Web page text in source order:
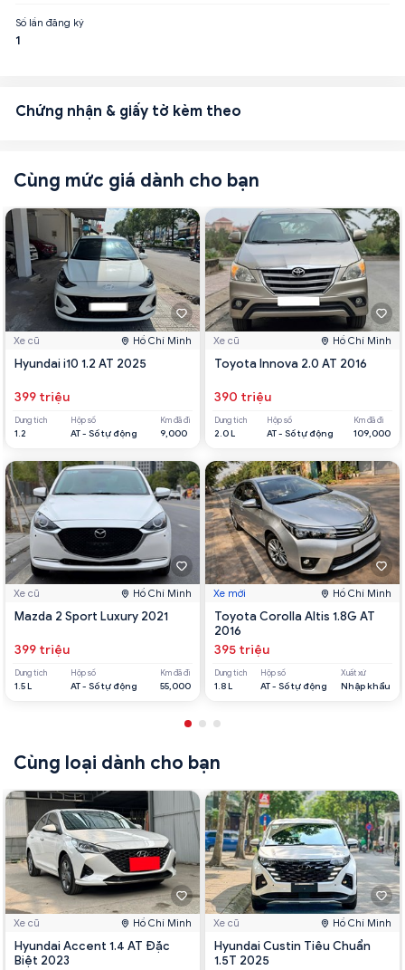
Số lần đăng ký
1
Chứng nhận & giấy tờ kèm theo
Cùng mức giá dành cho bạn
Xe cũ Hồ Chí Minh
Hyundai i10 1.2 AT 2025
399 triệu
Dung tích
1.2
Hộp số
AT - Số tự động
Km đã đi
9,000
Xe cũ Hồ Chí Minh
Mazda 2 Sport Luxury 2021
399 triệu
Dung tích
1.5 L
Hộp số
AT - Số tự động
Km đã đi
55,000
Xe cũ Hồ Chí Minh
Toyota Innova 2.0 AT 2016
390 triệu
Dung tích
2.0 L
Hộp số
AT - Số tự động
Km đã đi
109,000
Xe mới Hồ Chí Minh
Toyota Corolla Altis 1.8G AT
2016
395 triệu
Dung tích
1.8 L
Hộp số
AT - Số tự động
Xuất xứ
Nhập khẩu
Cùng loại dành cho bạn
Xe cũ Hồ Chí Minh
Hyundai Accent 1.4 AT Đặc
Biệt 2023
Xe cũ Hồ Chí Minh
Hyundai Custin Tiêu Chuẩn
1.5T 2025